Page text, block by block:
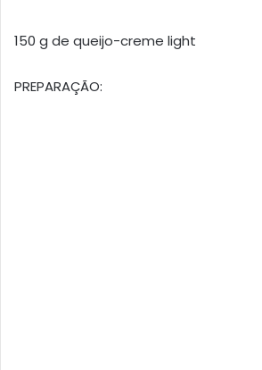
150 g de queijo-creme light
PREPARAÇÃO: